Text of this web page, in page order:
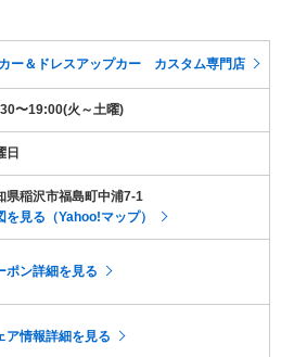
ー＆ドレスアップカー カスタム専門店
〜19:00(火～土曜)
日
県稲沢市福島町中浦7-1
を見る（Yahoo!マップ）
ポン詳細を見る
ア情報詳細を見る